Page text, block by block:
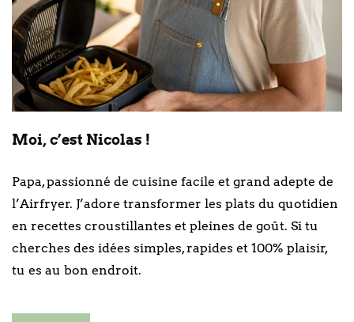
Moi, c’est Nicolas !
Papa, passionné de cuisine facile et grand adepte de
l’Airfryer. J’adore transformer les plats du quotidien
en recettes croustillantes et pleines de goût. Si tu
cherches des idées simples, rapides et 100% plaisir,
tu es au bon endroit.